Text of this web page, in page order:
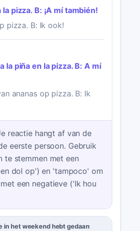
pizza. B: ¡A mí también!
pizza. B: Ik ook!
la piña en la pizza. B: A mí
ananas op pizza. B: Ik
reactie hangt af van de
eerste persoon. Gebruik
te stemmen met een
dol op') en 'tampoco' om
een negatieve ('Ik hou
in het weekend hebt gedaan